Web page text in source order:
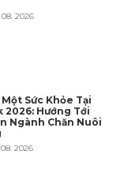
2026
Sức Khỏe Tại
Hướng Tới
Ngành Chăn Nuôi
2026